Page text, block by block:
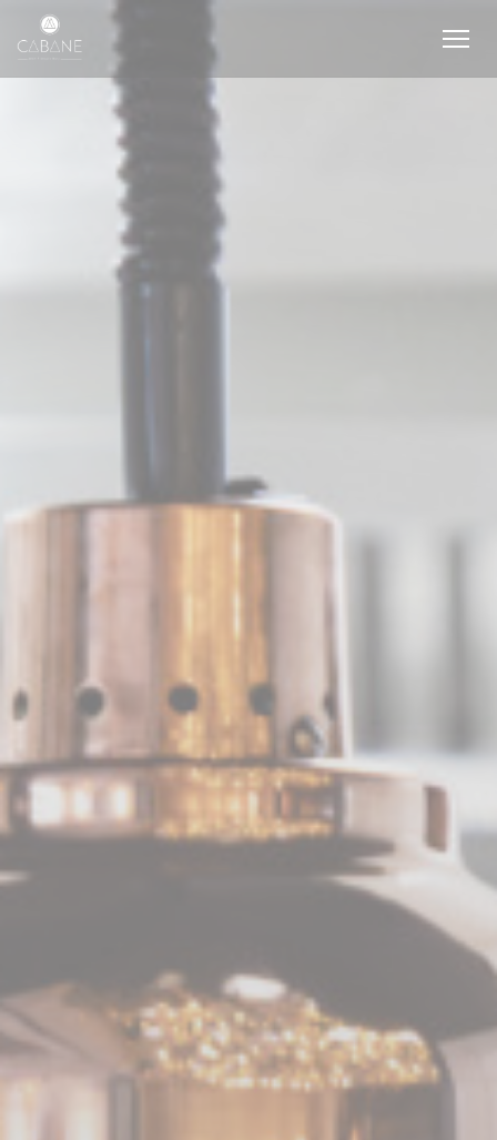
Πίνακας διαχείρισης "Μπισκότων" (Cookies)